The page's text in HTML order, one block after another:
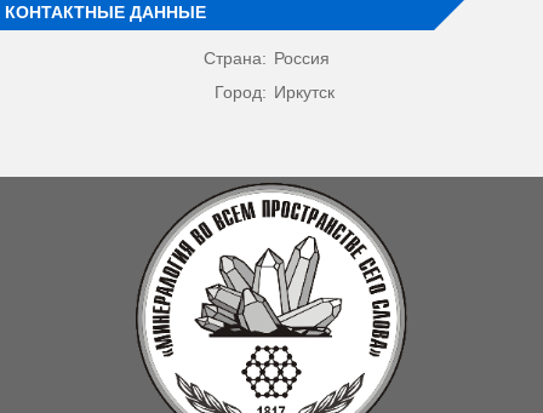
КОНТАКТНЫЕ ДАННЫЕ
Страна: Россия
Город: Иркутск